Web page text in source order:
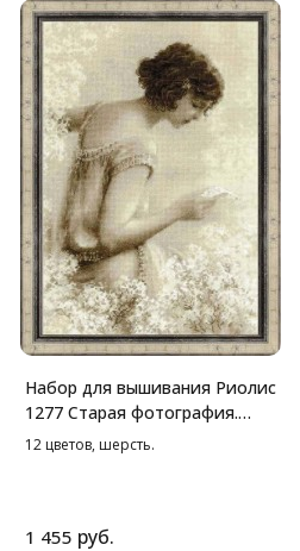
Набор для вышивания Риолис
1277 Старая фотография.
Письмо, 26*38 см
12 цветов, шерсть.
1 455 руб.